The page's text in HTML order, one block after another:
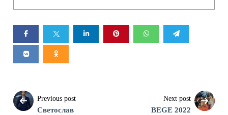
Previous post
Светослав
Next post
BEGE 2022